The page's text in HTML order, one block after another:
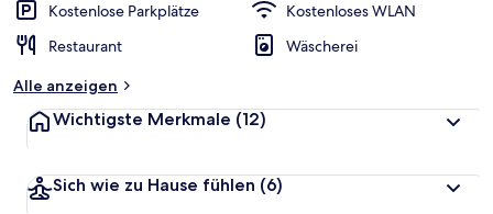
Kostenlose Parkplätze
Kostenloses WLAN
Restaurant
Wäscherei
Alle anzeigen
Wichtigste Merkmale (12)
Sich wie zu Hause fühlen (6)